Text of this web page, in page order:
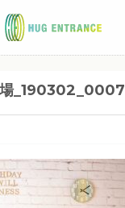
場_190302_0007